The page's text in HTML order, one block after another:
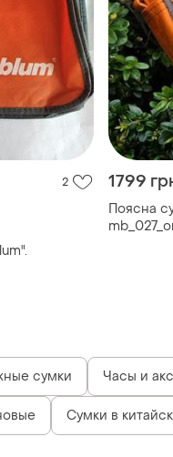
2 1799
Поясна
сумки Часы и
Сумки в